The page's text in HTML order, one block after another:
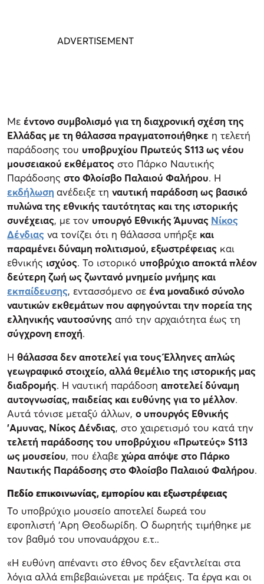
Με έντονο συμβολισμό για τη διαχρονική σχέση της
Ελλάδας με τη θάλασσα πραγματοποιήθηκε η τελετή
παράδοσης του υποβρυχίου Πρωτεύς S113 ως νέου
μουσειακού εκθέματος στο Πάρκο Ναυτικής
Παράδοσης στο Φλοίσβο Παλαιού Φαλήρου. Η
εκδήλωση ανέδειξε τη ναυτική παράδοση ως βασικό
πυλώνα της εθνικής ταυτότητας και της ιστορικής
συνέχειας, με τον υπουργό Εθνικής Άμυνας Νίκος
Δένδιας να τονίζει ότι η θάλασσα υπήρξε και
παραμένει δύναμη πολιτισμού, εξωστρέφειας και
εθνικής ισχύος. Το ιστορικό υποβρύχιο αποκτά πλέον
δεύτερη ζωή ως ζωντανό μνημείο μνήμης και
εκπαίδευσης, εντασσόμενο σε ένα μοναδικό σύνολο
ναυτικών εκθεμάτων που αφηγούνται την πορεία της
ελληνικής ναυτοσύνης από την αρχαιότητα έως τη
σύγχρονη εποχή.
Η θάλασσα δεν αποτελεί για τους Έλληνες απλώς
γεωγραφικό στοιχείο, αλλά θεμέλιο της ιστορικής μας
διαδρομής. Η ναυτική παράδοση αποτελεί δύναμη
αυτογνωσίας, παιδείας και ευθύνης για το μέλλον.
Αυτά τόνισε μεταξύ άλλων, ο υπουργός Εθνικής
'Αμυνας, Νίκος Δένδιας, στο χαιρετισμό του κατά την
τελετή παράδοσης του υποβρύχιου «Πρωτεύς» S113
ως μουσείου, που έλαβε χώρα απόψε στο Πάρκο
Ναυτικής Παράδοσης στο Φλοίσβο Παλαιού Φαλήρου.
Πεδίο επικοινωνίας, εμπορίου και εξωστρέφειας
Το υποβρύχιο μουσείο αποτελεί δωρεά του
εφοπλιστή 'Αρη Θεοδωρίδη. Ο δωρητής τιμήθηκε με
τον βαθμό του υποναυάρχου ε.τ..
«Η ευθύνη απέναντι στο έθνος δεν εξαντλείται στα
λόγια αλλά επιβεβαιώνεται με πράξεις. Τα έργα και οι